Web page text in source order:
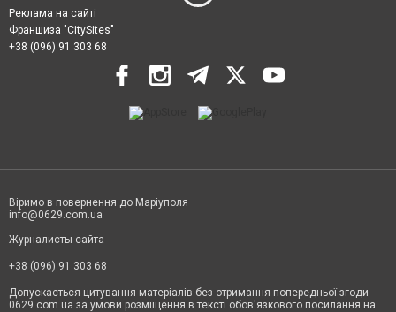
Реклама на сайті
Франшиза "CitySites"
+38 (096) 91 303 68
Віримо в повернення до Маріуполя
info@0629.com.ua
Журналисты сайта
+38 (096) 91 303 68
Допускається цитування матеріалів без отримання попередньої згоди
0629.com.ua за умови розміщення в тексті обов'язкового посилання на